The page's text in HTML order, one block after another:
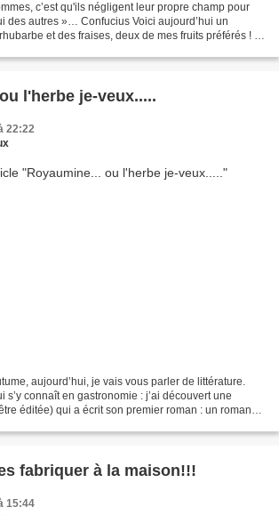
c’est qu'ils négligent leur propre champ pour
des autres »… Confucius Voici aujourd’hui un
et des fraises, deux de mes fruits préférés ! Il
l'herbe je-veux.....
22:22
aujourd’hui, je vais vous parler de littérature.
s’y connaît en gastronomie : j’ai découvert une
éditée) qui a écrit son premier roman : un roman
fabriquer à la maison!!!
15:44